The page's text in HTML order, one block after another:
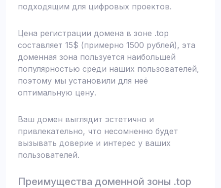
подходящим для цифровых проектов.
Цена регистрации домена в зоне .top
составляет 15$ (примерно 1500 рублей), эта
доменная зона пользуется наибольшей
популярностью среди наших пользователей,
поэтому мы установили для неё
оптимальную цену.
Ваш домен выглядит эстетично и
привлекательно, что несомненно будет
вызывать доверие и интерес у ваших
пользователей.
Преимущества доменной зоны .top